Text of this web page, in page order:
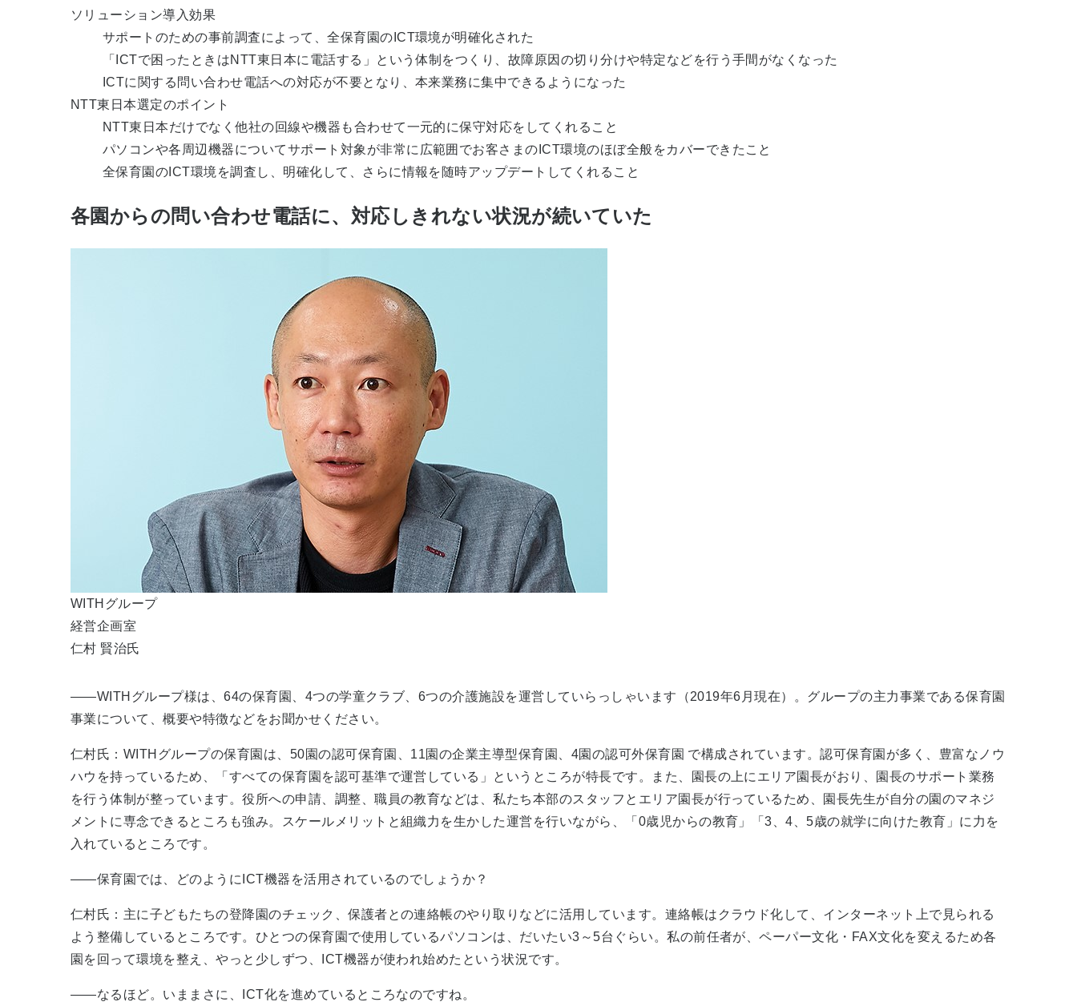
ソリューション導入効果
サポートのための事前調査によって、全保育園のICT環境が明確化された
「ICTで困ったときはNTT東日本に電話する」という体制をつくり、故障原因の切り分けや特定などを行う手間がなくなった
ICTに関する問い合わせ電話への対応が不要となり、本来業務に集中できるようになった
NTT東日本選定のポイント
NTT東日本だけでなく他社の回線や機器も合わせて一元的に保守対応をしてくれること
パソコンや各周辺機器についてサポート対象が非常に広範囲でお客さまのICT環境のほぼ全般をカバーできたこと
全保育園のICT環境を調査し、明確化して、さらに情報を随時アップデートしてくれること
各園からの問い合わせ電話に、対応しきれない状況が続いていた
WITHグループ
経営企画室
仁村 賢治氏
――WITHグループ様は、64の保育園、4つの学童クラブ、6つの介護施設を運営していらっしゃいます（2019年6月現在）。グループの主力事業である保育園
事業について、概要や特徴などをお聞かせください。
仁村氏：WITHグループの保育園は、50園の認可保育園、11園の企業主導型保育園、4園の認可外保育園 で構成されています。認可保育園が多く、豊富なノウ
ハウを持っているため、「すべての保育園を認可基準で運営している」というところが特長です。また、園長の上にエリア園長がおり、園長のサポート業務
を行う体制が整っています。役所への申請、調整、職員の教育などは、私たち本部のスタッフとエリア園長が行っているため、園長先生が自分の園のマネジ
メントに専念できるところも強み。スケールメリットと組織力を生かした運営を行いながら、「0歳児からの教育」「3、4、5歳の就学に向けた教育」に力を
入れているところです。
――保育園では、どのようにICT機器を活用されているのでしょうか？
仁村氏：主に子どもたちの登降園のチェック、保護者との連絡帳のやり取りなどに活用しています。連絡帳はクラウド化して、インターネット上で見られる
よう整備しているところです。ひとつの保育園で使用しているパソコンは、だいたい3～5台ぐらい。私の前任者が、ペーパー文化・FAX文化を変えるため各
園を回って環境を整え、やっと少しずつ、ICT機器が使われ始めたという状況です。
――なるほど。いままさに、ICT化を進めているところなのですね。